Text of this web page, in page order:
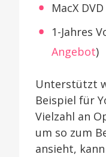
MacX
1-Jahres
Angebot)
Unterstützt
Beispiel für
Vielzahl an
um so zum
ansieht,